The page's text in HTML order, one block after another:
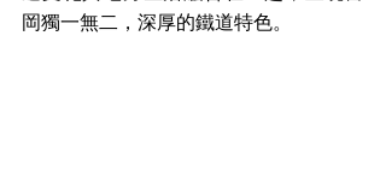
岡獨一無二，深厚的鐵道特色。